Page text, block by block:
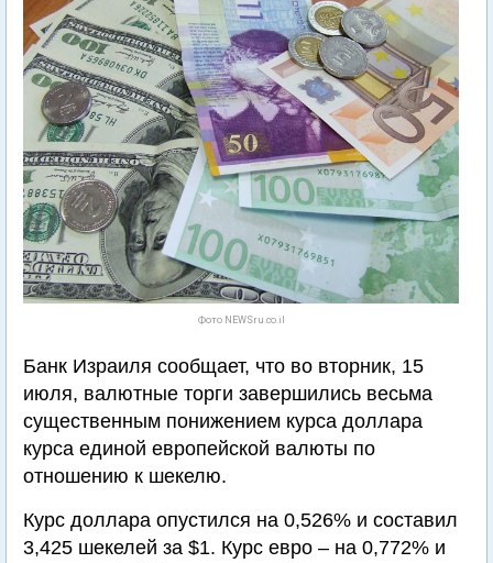
Фото NEWSru.co.il
Банк Израиля сообщает, что во вторник, 15
июля, валютные торги завершились весьма
существенным понижением курса доллара
курса единой европейской валюты по
отношению к шекелю.
Курс доллара опустился на 0,526% и составил
3,425 шекелей за $1. Курс евро – на 0,772% и